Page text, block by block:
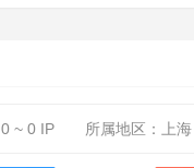
0 ~ 0 IP 所属地区：上